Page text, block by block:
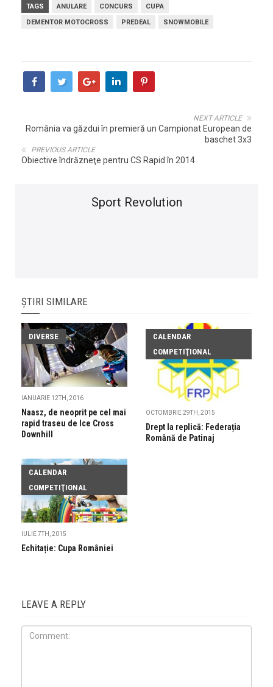
TAGS ANULARE CONCURS
CUPA
DEMENTOR MOTOCROSS
PREDEAL SNOWMOBILE
NEXT ARTICLE
România va găzdui în premieră un Campionat European de
baschet 3x3
PREVIOUS ARTICLE
Obiective îndrăzneţe pentru CS Rapid în 2014
Sport Revolution
ȘTIRI SIMILARE
DIVERSE
IANUARIE 12TH, 2016
Naasz, de neoprit pe cel mai
rapid traseu de Ice Cross
Downhill
CALENDAR
COMPETIŢIONAL
OCTOMBRIE 29TH, 2015
Drept la replică: Federația
Română de Patinaj
CALENDAR
COMPETIŢIONAL
IULIE 7TH, 2015
Echitație: Cupa României
LEAVE A REPLY